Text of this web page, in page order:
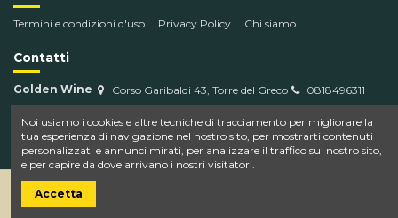
Termini e condizioni d'uso Privacy Policy Chi siamo
Contatti
Golden Wine Corso Garibaldi 43, Torre del Greco
0818496311
info@goldenwine.com
Noi usiamo i cookies e altre tecniche di tracciamento per migliorare la
tua esperienza di navigazione nel nostro sito, per mostrarti contenuti
personalizzati e annunci mirati, per analizzare il traffico sul nostro sito,
e per capire da dove arrivano i nostri visitatori.
Accetta